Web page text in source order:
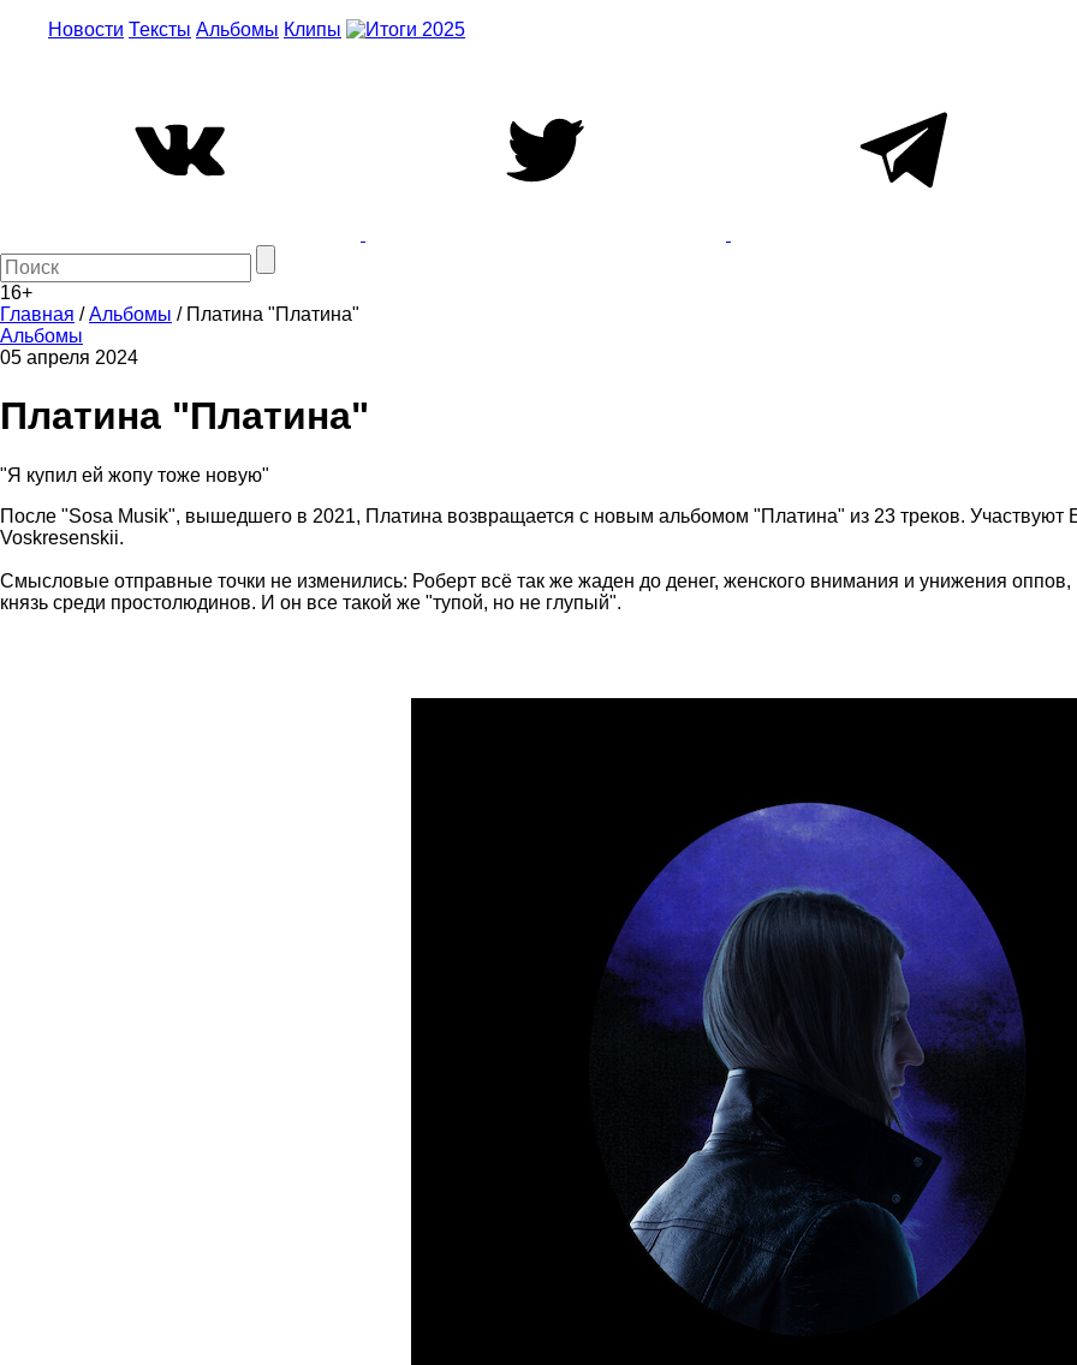
Новости Тексты Альбомы Клипы
16+
Главная /Альбомы / Платина "Платина"
Альбомы
05 апреля 2024
Платина "Платина"
"Я купил ей жопу тоже новую"
После "Sosa Musik", вышедшего в 2021, Платина возвращается с новым альбомом "Платина" из 23 треков. Участвуют
Voskresenskii.
Смысловые отправные точки не изменились: Роберт всё так же жаден до денег, женского внимания и унижения оппов,
князь среди простолюдинов. И он все такой же "тупой, но не глупый".